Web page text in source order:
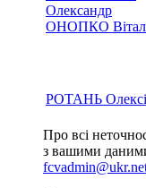
Олександр
ОНОПКО
РОТАНЬ
Про всі
з вашими